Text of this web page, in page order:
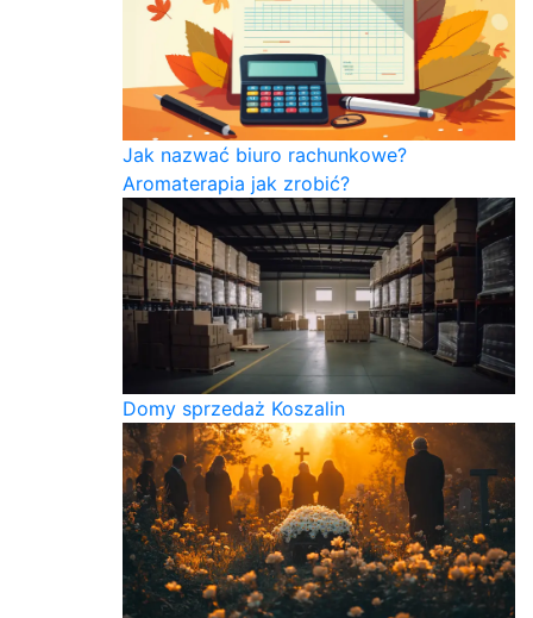
Jak nazwać biuro rachunkowe?
Aromaterapia jak zrobić?
Domy sprzedaż Koszalin